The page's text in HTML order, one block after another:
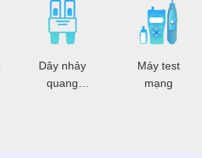
Dây nhảy
quang
Máy test
mạng